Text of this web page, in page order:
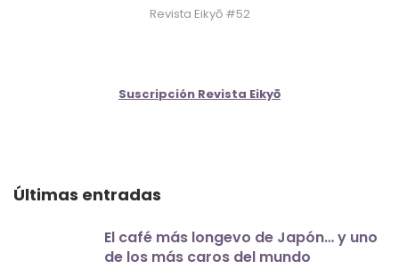
Revista Eikyō #52
Suscripción Revista Eikyō
Últimas entradas
El café más longevo de Japón… y uno
de los más caros del mundo